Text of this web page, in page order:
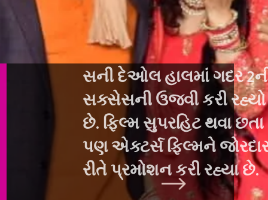
સની દેઓલ હાલમાં ગદર 2ની
સક્સેસની ઉજવી કરી રહ્યો
છે. ફિલ્મ સુપરહિટ થવા છતા
પણ એક્ટર્સ ફિલ્મને જોરદાર
રીતે પ્રમોશન કરી રહ્યા છે.